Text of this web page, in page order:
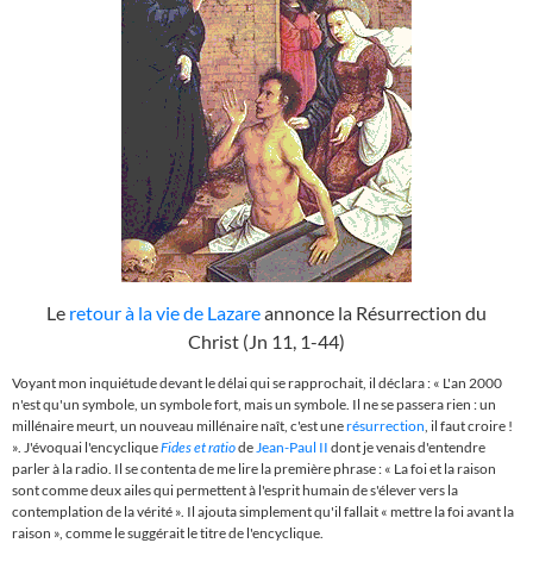
Le retour à la vie de Lazareannonce la Résurrection du
Christ (Jn 11, 1-44)
Voyant mon inquiétude devant le délai qui se rapprochait, il déclara : « L'an 2000
n'est qu'un symbole, un symbole fort, mais un symbole. Il ne se passera rien : un
millénaire meurt, un nouveau millénaire naît, c'est unerésurrection , il faut croire !
». J'évoquai l'encycliqueFides et ratiode Jean-Paul II dont je venais d'entendre
parler à la radio. Il se contenta de me lire la première phrase : « La foi et la raison
sont comme deux ailes qui permettent à l'esprit humain de s'élever vers la
contemplation de la vérité ». Il ajouta simplement qu'il fallait « mettre la foi avant la
raison », comme le suggérait le titre de l'encyclique.